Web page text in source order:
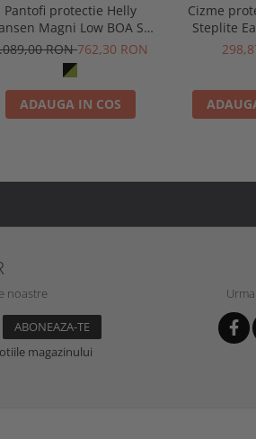
Pantofi protectie Helly
Magni Low BOA S3
HT
RON762,30 RON
ADAUGA IN COS
Cizme
Steplite
noastre
magazinului